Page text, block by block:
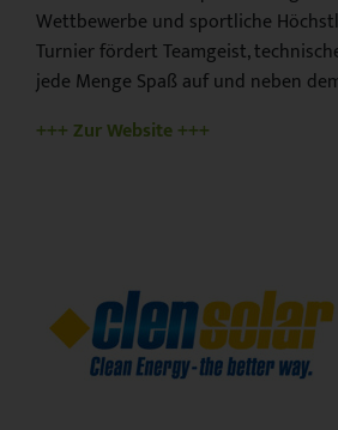
Wettbewerbe und sportliche
Turnier fördert Teamgeist,
jede Menge Spaß auf und neben
+++ Zur Website +++